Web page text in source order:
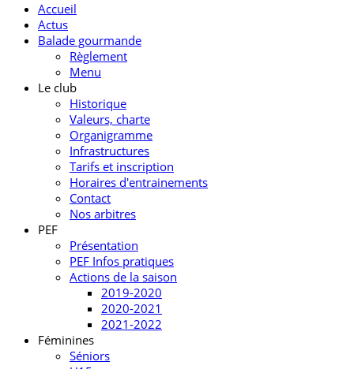
Accueil
Actus
Balade gourmande
Règlement
Menu
Le club
Historique
Valeurs, charte
Organigramme
Infrastructures
Tarifs et inscription
Horaires d'entrainements
Contact
Nos arbitres
PEF
Présentation
PEF Infos pratiques
Actions de la saison
2019-2020
2020-2021
2021-2022
Féminines
Séniors